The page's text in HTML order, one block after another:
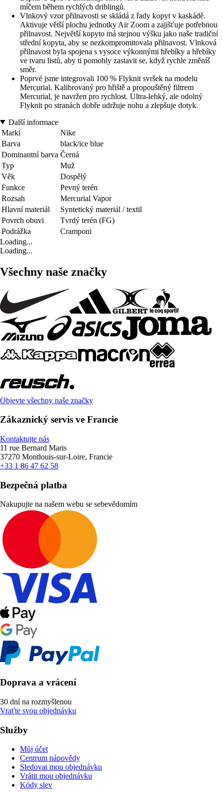
míčem během rychlých driblingů.
Vlnkový vzor přilnavosti se skládá z řady kopyt v kaskádě.
Aktivuje větší plochu jednotky Air Zoom a zajišťuje potřebnou
přilnavost. Největší kopyto má stejnou výšku jako naše tradiční
střední kopyta, aby se nezkompromitovala přilnavost. Vlnková
přilnavost byla spojena s vysoce výkonnými hřebíky a hřebíky
ve tvaru listů, aby ti pomohly zastavit se, když rychle změníš
směr.
Poprvé jsme integrovali 100 % Flyknit svršek na modelu
Mercurial. Kalibrovaný pro hřiště a propouštěný filtrem
Mercurial, je navržen pro rychlost. Ultra-lehký, ale odolný
Flyknit po stranách dobře udržuje nohu a zlepšuje dotyk.
Další informace
Marki
Nike
Barva
black/ice blue
Dominantní barva Černá
Typ
Muž
Věk
Dospělý
Funkce
Pevný terén
Rozsah
Mercurial Vapor
Hlavní materiál
Syntetický materiál / textil
Povrch obuvi
Tvrdý terén (FG)
Podrážka
Cramponi
Loading...
Loading...
Všechny naše značky
Objevte všechny naše značky
Zákaznický servis ve Francie
Kontaktujte nás
11 rue Bernard Maris
37270 Montlouis-sur-Loire, Francie
+33 1 86 47 62 58
Bezpečná platba
Nakupujte na našem webu se sebevědomím
Doprava a vrácení
30 dní na rozmyšlenou
Vraťte svou objednávku
Služby
Můj účet
Centrum nápovědy
Sledovat mou objednávku
Vrátit mou objednávku
Kódy slev